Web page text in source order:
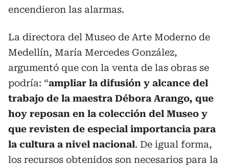
encendieron las alarmas.
La directora del Museo de Arte Moderno de
Medellín, María Mercedes González,
argumentó que con la venta de las obras se
podría: “ampliar la difusión y alcance del
trabajo de la maestra Débora Arango, que
hoy reposan en la colección del Museo y
que revisten de especial importancia para
la cultura a nivel nacional. De igual forma,
los recursos obtenidos son necesarios para la